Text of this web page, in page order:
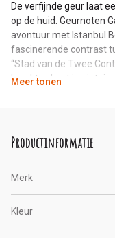
De verfijnde geur laat
op de huid. Geurnoten
avontuur met Istanbul
fascinerende contrast
“Stad van de Twee
karakter. Laat je
Bosphorus.
Meer tonen
Productinformatie
Merk
Kleur